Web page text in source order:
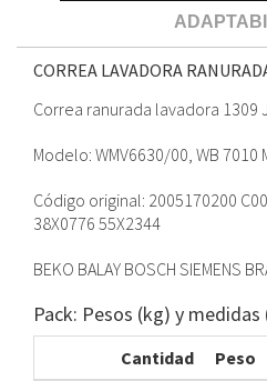
CORREA LAVADORA
Correa ranurada lavadora 1309
Modelo: WMV6630/00, WB 7010
Código original: 2005170200
38X0776 55X2344
BEKO BALAY BOSCH SIEMENS
Pack: Pesos (kg) y medidas
Cantidad Peso